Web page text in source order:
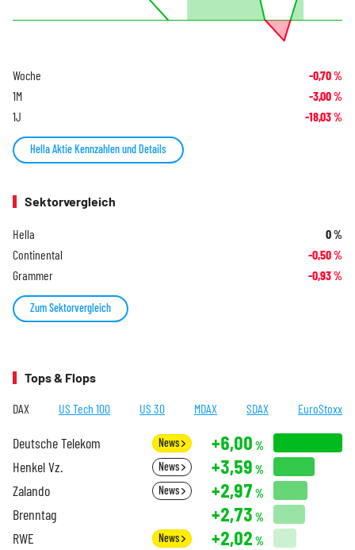
Woche -0,70%
1M -3,00%
1J -18,03%
Hella Aktie Kennzahlen und Details
Sektorvergleich
Hella 0%
Continental -0,50%
Grammer -0,93%
Zum Sektorvergleich
Tops & Flops
DAX US Tech 100 US 30 MDAX SDAX EuroStoxx
Deutsche Telekom News +6,00 %
Henkel Vz. News +3,59 %
Zalando News +2,97 %
Brenntag +2,73 %
RWE News +2,02 %